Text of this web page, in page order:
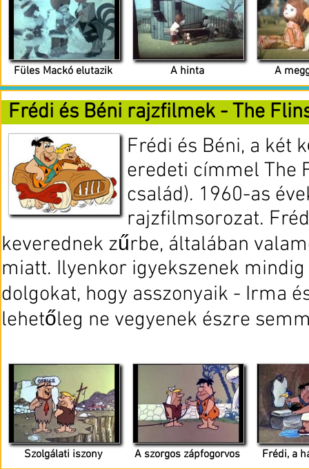
Füles Mackó elutazik A hinta A
Frédi és Béni rajzfilmek - The
Frédi és Béni, a két
eredeti címmel The
család). 1960-as
rajzfilmsorozat.
keverednek zűrbe, általában
miatt. Ilyenkor igyekszenek
dolgokat, hogy asszonyaik - Irma
lehetőleg ne vegyenek észre
Szolgálati iszony A szorgos zápfogorvos Frédi, a